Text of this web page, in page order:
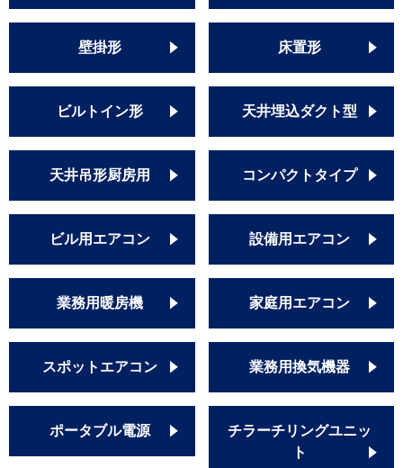
壁掛形 床置形
ビルトイン形 天井埋込ダクト型
天井吊形厨房用 コンパクトタイプ
ビル用エアコン 設備用エアコン
業務用暖房機 家庭用エアコン
スポットエアコン 業務用換気機器
ポータブル電源
チラーチリングユニッ
ト